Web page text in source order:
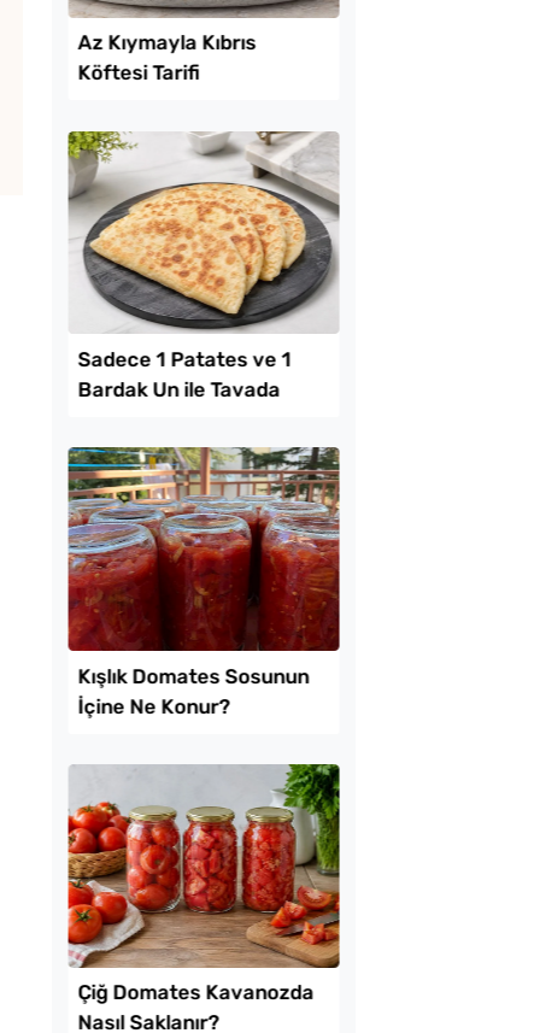
Kolay Patatesli
Tarifi
Bardak Un ile Tavada
Gözleme Tarifi